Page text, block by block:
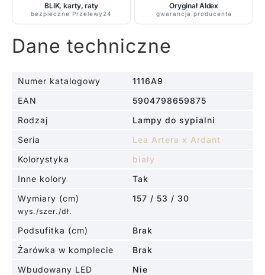
kloszem
na
wygiętym
ramieniu
BLIK, karty, raty
bezpieczne Przelewy24
Oryginał Aldex
gwarancja producenta
Dane techniczne
Numer katalogowy
1116A9
EAN
5904798659875
Rodzaj
Lampy do sypialni
Seria
Lea Artera x Ardant
Kolorystyka
biały
Inne kolory
Tak
Wymiary (cm)
wys./szer./dł.
157 / 53 / 30
Podsufitka (cm)
Brak
Żarówka w komplecie
Brak
Wbudowany LED
Nie